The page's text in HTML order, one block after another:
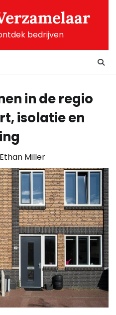
bedrijven
in de regio
isolatie en
Ethan Miller